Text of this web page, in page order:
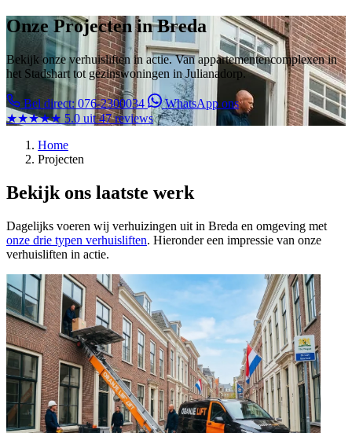
Onze Projecten in Breda
Bekijk onze verhuisliften in actie. Van appartementencomplexen in
het Stadshart tot gezinswoningen in Julianadorp.
Bel direct: 076-2300034
WhatsApp ons
★★★★★ 5.0 uit 47 reviews
Home
Projecten
Bekijk ons laatste werk
Dagelijks voeren wij verhuizingen uit in Breda en omgeving met
onze drie typen verhuisliften. Hieronder een impressie van onze
verhuisliften in actie.